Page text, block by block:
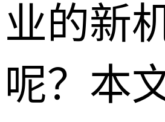
业的新
呢？本